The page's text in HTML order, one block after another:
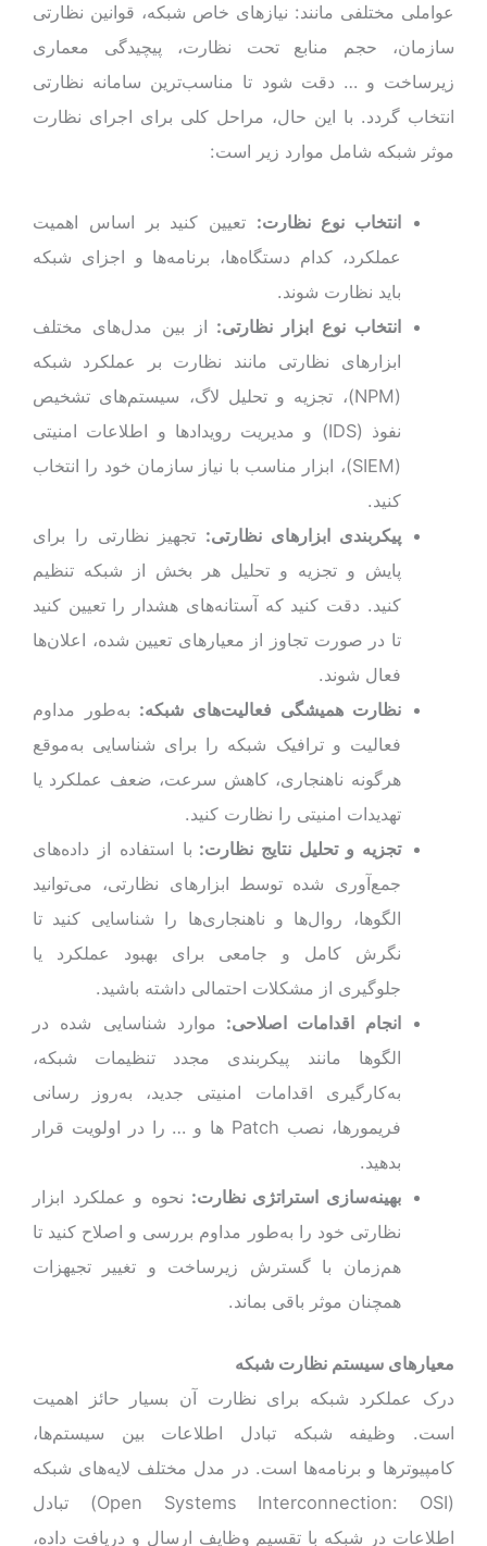
عواملی مختلفی مانند: نیازهای خاص شبکه، قوانین نظارتی
سازمان، حجم منابع تحت نظارت، پیچیدگی معماری
زیرساخت و … دقت شود تا مناسب‌ترین سامانه نظارتی
انتخاب گردد. با این حال، مراحل کلی برای اجرای نظارت
موثر شبکه شامل موارد زیر است:
انتخاب نوع نظارت: تعیین کنید بر اساس اهمیت
عملکرد، کدام دستگاه‌ها، برنامه‌ها و اجزای شبکه
باید نظارت شوند.
انتخاب نوع ابزار نظارتی: از بین مدل‌های مختلف
ابزارهای نظارتی مانند نظارت بر عملکرد شبکه
(NPM)، تجزیه و تحلیل لاگ، سیستم‌های تشخیص
نفوذ (IDS) و مدیریت رویدادها و اطلاعات امنیتی
(SIEM)، ابزار مناسب با نیاز سازمان خود را انتخاب
کنید.
پیکربندی ابزارهای نظارتی: تجهیز نظارتی را برای
پایش و تجزیه و تحلیل هر بخش از شبکه تنظیم
کنید. دقت کنید که آستانه‌های هشدار را تعیین کنید
تا در صورت تجاوز از معیارهای تعیین شده، اعلان‌ها
فعال شوند.
نظارت همیشگی فعالیت‌های شبکه: به‌طور مداوم
فعالیت و ترافیک شبکه را برای شناسایی به‌موقع
هرگونه ناهنجاری‌، کاهش سرعت، ضعف عملکرد یا
تهدیدات امنیتی را نظارت کنید.
تجزیه و تحلیل نتایج نظارت: با استفاده از داده‌های
جمع‌آوری شده توسط ابزارهای نظارتی، می‌توانید
الگوها، روال‌ها و ناهنجاری‌ها را شناسایی کنید تا
نگرش کامل و جامعی برای بهبود عملکرد یا
جلوگیری از مشکلات احتمالی داشته باشید.
انجام اقدامات اصلاحی: موارد شناسایی شده در
الگوها مانند پیکربندی مجدد تنظیمات شبکه،
به‌کارگیری اقدامات امنیتی جدید، به‌روز رسانی
فریمور‌ها، نصب Patch ها و … را در اولویت قرار
بدهید.
بهینه‌سازی استراتژی نظارت: نحوه و عملکرد ابزار
نظارتی خود را به‌طور مداوم بررسی و اصلاح کنید تا
هم‌زمان با گسترش زیرساخت و تغییر تجیهزات
همچنان موثر باقی بماند.
معیارهای سیستم نظارت شبکه
درک عملکرد شبکه برای نظارت آن بسیار حائز اهمیت
است. وظیفه شبکه تبادل اطلاعات بین سیستم‌ها،
کامپیوترها و برنامه‌ها است. در مدل مختلف لایه‌های شبکه
(Open Systems Interconnection: OSI) تبادل
اطلاعات در شبکه با تقسیم وظایف ارسال و دریافت داده‌،